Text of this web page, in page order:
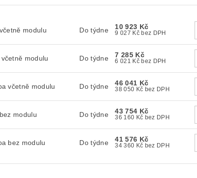
modulu Do týdne 10 923 Kč
9 027 Kč bez DPH
modulu Do týdne 7 285 Kč
6 021 Kč bez DPH
včetně modulu Do týdne 46 041 Kč
38 050 Kč bez DPH
modulu Do týdne 43 754 Kč
36 160 Kč bez DPH
bez modulu Do týdne 41 576 Kč
34 360 Kč bez DPH